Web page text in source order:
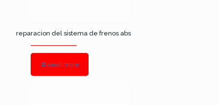
reparacion del sistema de frenos abs
Read more